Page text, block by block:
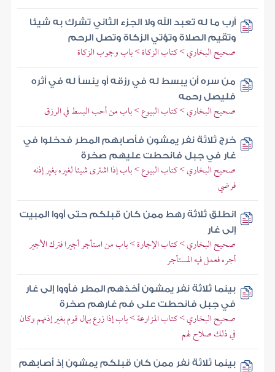
أرب ما له تعبد الله ولا الجزء الثاني تشرك به شيئا
وتقيم الصلاة وتؤتي الزكاة وتصل الرحم
صحيح البخاري > كتاب الزكاة > باب وجوب الزكاة
من سره أن يبسط له في رزقه أو ينسأ له في أثره
فليصل رحمه
صحيح البخاري > كتاب البيوع > باب من أحب البسط في الرزق
خرج ثلاثة نفر يمشون فأصابهم المطر فدخلوا في
غار في جبل فانحطت عليهم صخرة
صحيح البخاري > كتاب البيوع > باب إذا اشترى شيئا لغيره بغير إذنه
فرضي
انطلق ثلاثة رهط ممن كان قبلكم حتى أووا المبيت
إلى غار
صحيح البخاري > كتاب الإجارة > باب من استأجر أجيرا فترك الأجير
أجره فعمل فيه المستأجر
بينما ثلاثة نفر يمشون أخذهم المطر فأووا إلى غار
في جبل فانحطت على فم غارهم صخرة
صحيح البخاري > كتاب المزارعة > باب إذا زرع بمال قوم بغير إذنهم وكان
في ذلك صلاح لهم
بينما ثلاثة نفر ممن كان قبلكم يمشون إذ أصابهم